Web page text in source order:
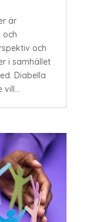
är
och
och
i samhället
Diabella